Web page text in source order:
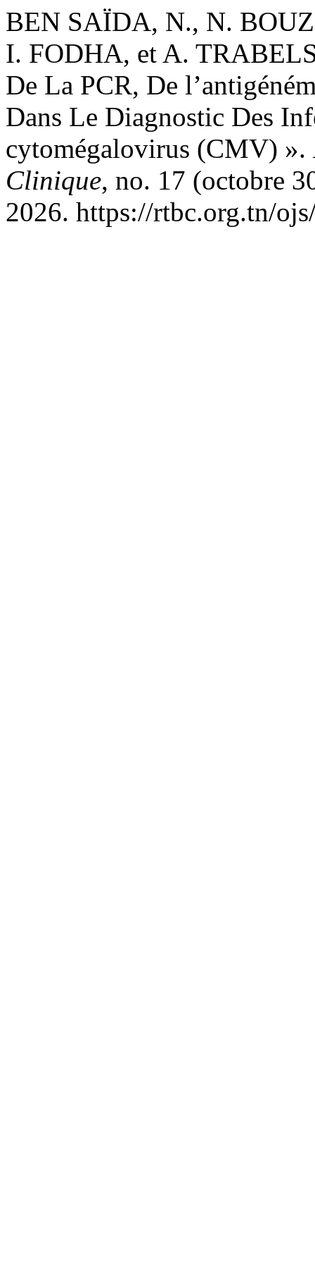
BEN SAÏDA, N., N.
I. FODHA, et A.
De La PCR, De
Dans Le Diagnostic Des
cytomégalovirus (CMV) ».
Clinique, no. 17 (octobre
2026. https://rtbc.org.tn/